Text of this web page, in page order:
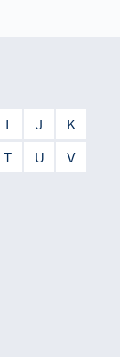
I J
K
T U
V